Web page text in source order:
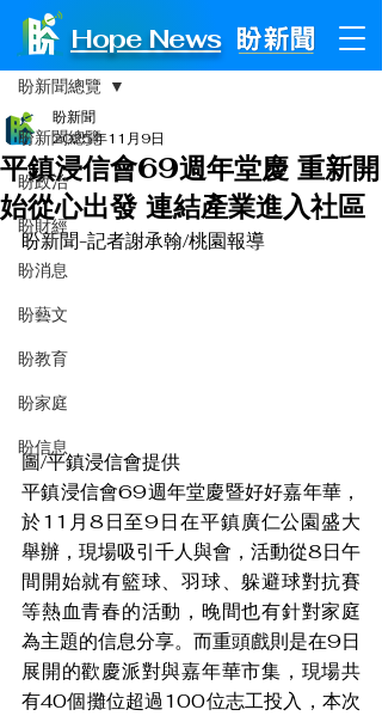
Hope News
文章
盼新聞總覽
盼政治
盼財經
盼消息
盼藝文
盼教育
盼家庭
盼信息
盼新聞總覽
平鎮浸信會69週年堂慶 重新開
始從心出發 連結產業進入社區
盼新聞
2025年11月9日
盼新聞-記者謝承翰/桃園報導
圖/平鎮浸信會提供
平鎮浸信會69週年堂慶暨好好嘉年華，
於11月8日至9日在平鎮廣仁公園盛大
舉辦，現場吸引千人與會，活動從8日午
間開始就有籃球、羽球、躲避球對抗賽
等熱血青春的活動，晚間也有針對家庭
為主題的信息分享。而重頭戲則是在9日
展開的歡慶派對與嘉年華市集，現場共
有40個攤位超過100位志工投入，本次